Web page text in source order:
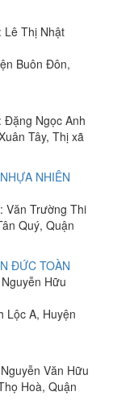
Lê Thị Nhật
Buôn Đôn,
Ngọc Anh
Tây, Thị xã
NHIÊN
Văn Trường Thi
Quý, Quận
ĐỨC TOÀN
Hữu
Lộc A, Huyện
Văn Hữu
Hoà, Quận